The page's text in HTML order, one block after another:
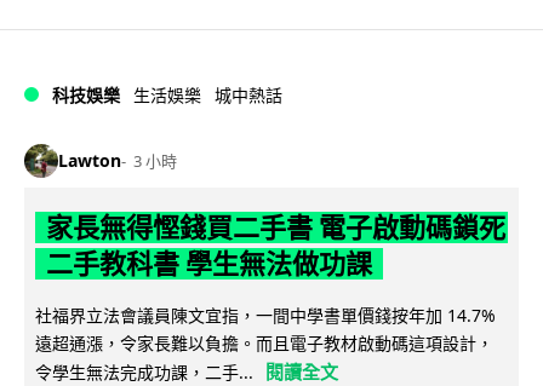
科技娛樂 生活娛樂 城中熱話
Lawton 3 小時
家長無得慳錢買二手書 電子啟動碼鎖死
二手教科書 學生無法做功課
社福界立法會議員陳文宜指，一間中學書單價錢按年加 14.7%
遠超通漲，令家長難以負擔。而且電子教材啟動碼這項設計，
令學生無法完成功課，二手...
閱讀全文